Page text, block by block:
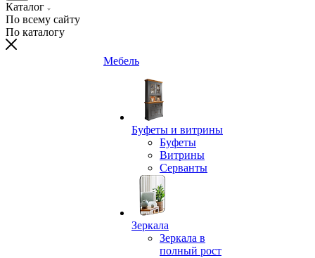
Каталог
По всему сайту
По каталогу
Мебель
Буфеты и витрины
Буфеты
Витрины
Серванты
Зеркала
Зеркала в
полный рост